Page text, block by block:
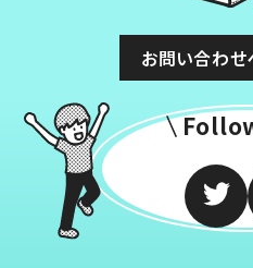
お問い合わ